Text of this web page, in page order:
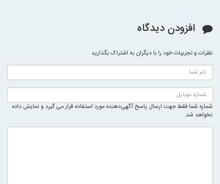
افزودن دیدگاه
نظرات و تجربیات خود را با دیگران به اشتراک بگذارید
شماره شما فقط جهت ارسال پاسخ آگهی‌دهنده مورد استفاده قرار می گیرد و نمایش داده
نخواهد شد.